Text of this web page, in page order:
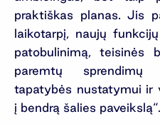
praktiškas planas. Jis
laikotarpį, naujų
patobulinimą, teisinės
paremtų sprendimų
tapatybės nustatymui ir
į bendrą šalies paveikslą“.